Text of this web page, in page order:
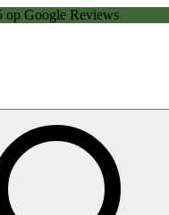
op Google Reviews